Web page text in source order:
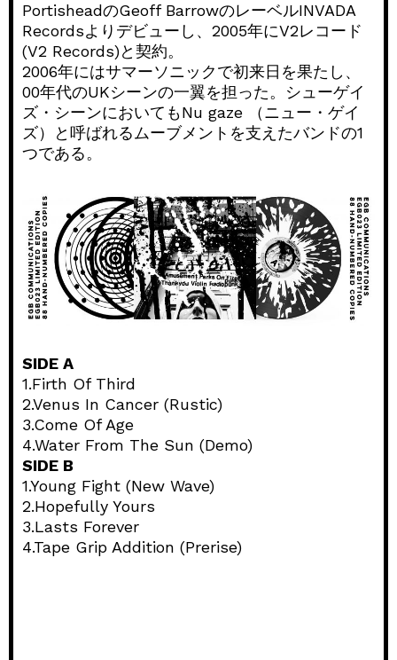
PortisheadのGeoff BarrowのレーベルINVADA
Recordsよりデビューし、2005年にV2レコード
(V2 Records)と契約。
2006年にはサマーソニックで初来日を果たし、
00年代のUKシーンの一翼を担った。シューゲイ
ズ・シーンにおいてもNu gaze （ニュー・ゲイ
ズ）と呼ばれるムーブメントを支えたバンドの1
つである。
SIDE A
1.Firth Of Third
2.Venus In Cancer (Rustic)
3.Come Of Age
4.Water From The Sun (Demo)
SIDE B
1.Young Fight (New Wave)
2.Hopefully Yours
3.Lasts Forever
4.Tape Grip Addition (Prerise)